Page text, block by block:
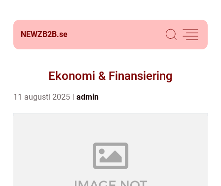
NEWZB2B.se
Ekonomi & Finansiering
11 augusti 2025 admin